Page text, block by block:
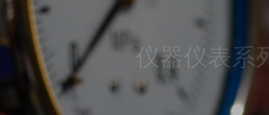
仪器仪表系列
SERIES OF INSTRUMENTS & METERS
电气有限公司致力于传感器及控制器在工业领域的市场推广，销售及售